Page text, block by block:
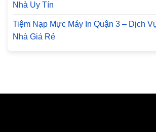
Nhà Uy Tín
Tiệm Nạp Mực Máy In Quận 3 – Dịch
Nhà Giá Rẻ